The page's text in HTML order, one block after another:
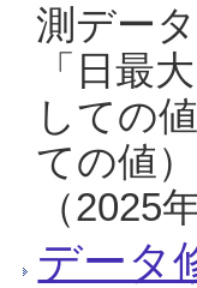
測デー
「日最
しての
ての値
（2025
データ